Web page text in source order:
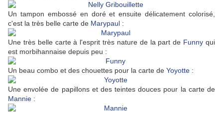
Un tampon embossé en doré et ensuite délicatement colorisé,
c'est la très belle carte de Marypaul :
Une très belle carte à l'esprit très nature de la part de Funny qui
est morbihannaise depuis peu :
Un beau combo et des chouettes pour la carte de Yoyotte :
Une envolée de papillons et des teintes douces pour la carte de
Mannie :